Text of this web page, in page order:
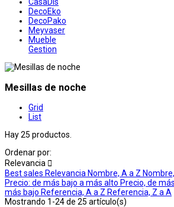
DecoEko
DecoPako
Meyvaser
Mueble
Gestion
Mesillas de noche
Grid
List
Hay 25 productos.
Ordenar por:
Relevancia 
Best sales Relevancia Nombre, A a Z
Precio: de más bajo a más alto Precio, de
más bajo Referencia, A a Z Referencia, Z a A
Mostrando 1-24 de 25 artículo(s)